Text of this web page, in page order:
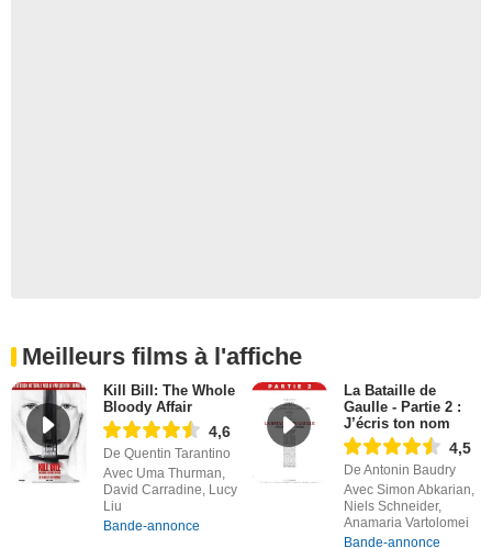
Meilleurs films à l'affiche
Kill Bill: The Whole
Bloody Affair
4,6
De Quentin Tarantino
Avec Uma Thurman,
David Carradine, Lucy
Liu
Bande-annonce
La Bataille de
Gaulle - Partie 2 :
J’écris ton nom
4,5
De Antonin Baudry
Avec Simon Abkarian,
Niels Schneider,
Anamaria Vartolomei
Bande-annonce